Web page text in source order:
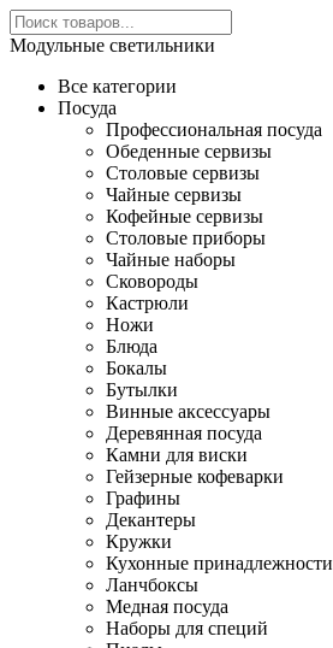
Модульные светильники
Все категории
Посуда
Профессиональная посуда
Обеденные сервизы
Столовые сервизы
Чайные сервизы
Кофейные сервизы
Столовые приборы
Чайные наборы
Сковороды
Кастрюли
Ножи
Блюда
Бокалы
Бутылки
Винные аксессуары
Деревянная посуда
Камни для виски
Гейзерные кофеварки
Графины
Декантеры
Кружки
Кухонные принадлежности
Ланчбоксы
Медная посуда
Наборы для специй